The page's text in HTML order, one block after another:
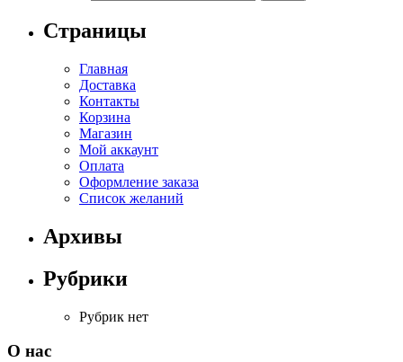
Страницы
Главная
Доставка
Контакты
Корзина
Магазин
Мой аккаунт
Оплата
Оформление заказа
Список желаний
Архивы
Рубрики
Рубрик нет
О нас